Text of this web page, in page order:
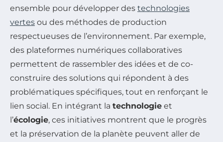
ensemble pour développer des technologies
vertes ou des méthodes de production
respectueuses de l’environnement. Par exemple,
des plateformes numériques collaboratives
permettent de rassembler des idées et de co-
construire des solutions qui répondent à des
problématiques spécifiques, tout en renforçant le
lien social. En intégrant la technologie et
l’écologie, ces initiatives montrent que le progrès
et la préservation de la planète peuvent aller de